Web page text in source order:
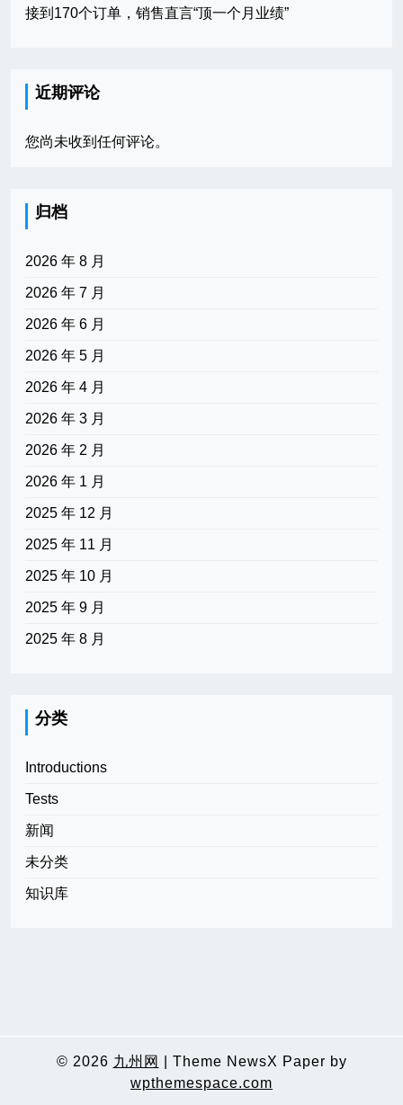
接到170个订单，销售直言“顶一个月业绩”
近期评论
您尚未收到任何评论。
归档
2026 年 8 月
2026 年 7 月
2026 年 6 月
2026 年 5 月
2026 年 4 月
2026 年 3 月
2026 年 2 月
2026 年 1 月
2025 年 12 月
2025 年 11 月
2025 年 10 月
2025 年 9 月
2025 年 8 月
分类
Introductions
Tests
新闻
未分类
知识库
© 2026 九州网
Theme NewsX Paper by
wpthemespace.com